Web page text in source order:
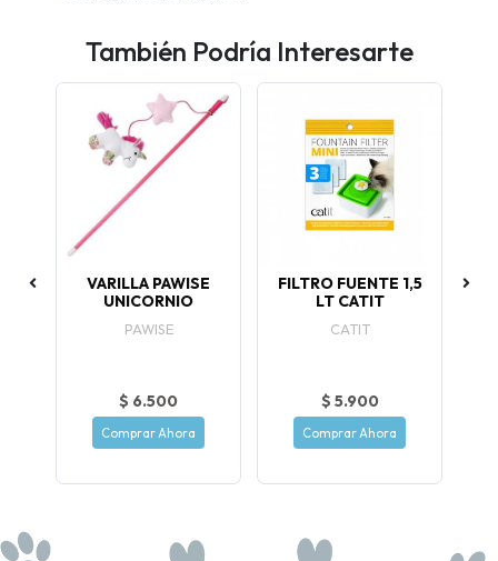
También Podría Interesarte
VARILLA PAWISE
UNICORNIO
PAWISE
$ 6.500
Comprar Ahora
FILTRO FUENTE 1,5
LT CATIT
CATIT
$ 5.900
Comprar Ahora